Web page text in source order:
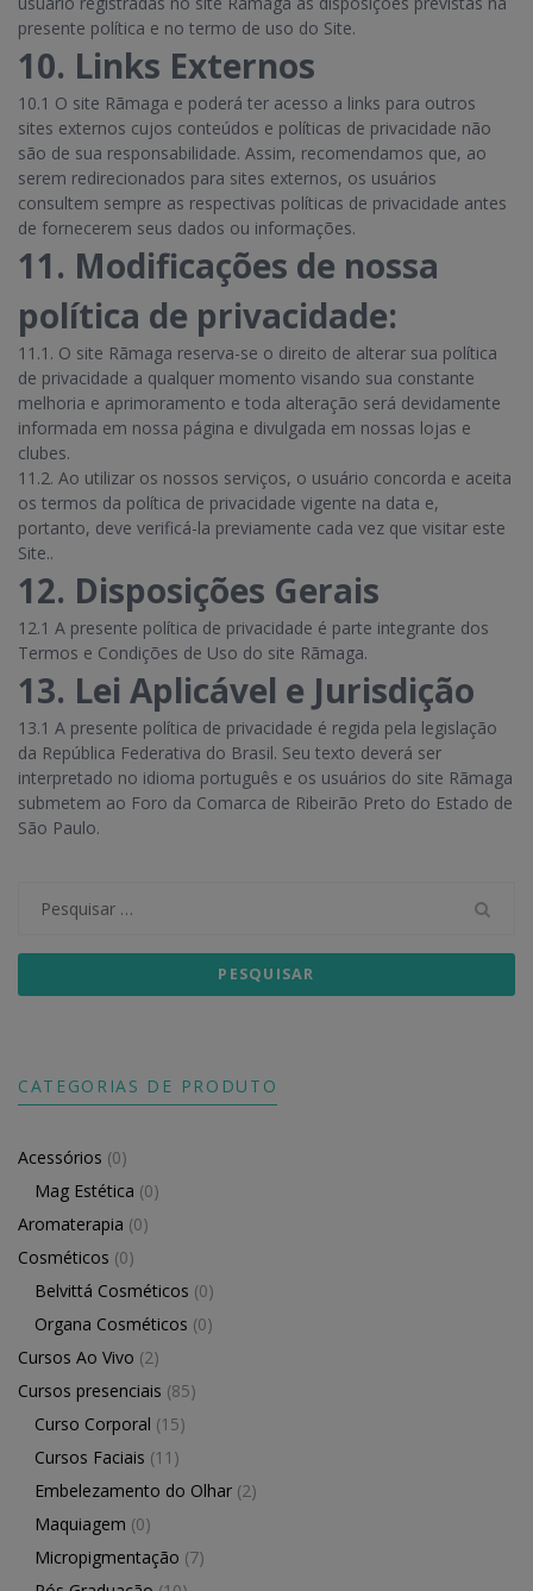
presente política e no termo de uso do Site.
10. Links Externos
10.1 O site Rãmaga e poderá ter acesso a links para outros
sites externos cujos conteúdos e políticas de privacidade não
são de sua responsabilidade. Assim, recomendamos que, ao
serem redirecionados para sites externos, os usuários
consultem sempre as respectivas políticas de privacidade antes
de fornecerem seus dados ou informações.
11. Modificações de nossa
política de privacidade:
11.1. O site Rãmaga reserva-se o direito de alterar sua política
de privacidade a qualquer momento visando sua constante
melhoria e aprimoramento e toda alteração será devidamente
informada em nossa página e divulgada em nossas lojas e
clubes.
11.2. Ao utilizar os nossos serviços, o usuário concorda e aceita
os termos da política de privacidade vigente na data e,
portanto, deve verificá-la previamente cada vez que visitar este
Site..
12. Disposições Gerais
12.1 A presente política de privacidade é parte integrante dos
Termos e Condições de Uso do site Rãmaga.
13. Lei Aplicável e Jurisdição
13.1 A presente política de privacidade é regida pela legislação
da República Federativa do Brasil. Seu texto deverá ser
interpretado no idioma português e os usuários do site Rãmaga
submetem ao Foro da Comarca de Ribeirão Preto do Estado de
São Paulo.
por:
CATEGORIAS DE PRODUTO
Acessórios (0)
Mag Estética (0)
Aromaterapia (0)
Cosméticos (0)
Belvittá Cosméticos (0)
Organa Cosméticos (0)
Cursos Ao Vivo (2)
Cursos presenciais (85)
Curso Corporal (15)
Cursos Faciais (11)
Embelezamento do Olhar (2)
Maquiagem (0)
Micropigmentação (7)